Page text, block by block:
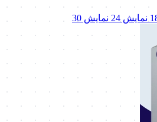
نمایش 24 نمایش 30